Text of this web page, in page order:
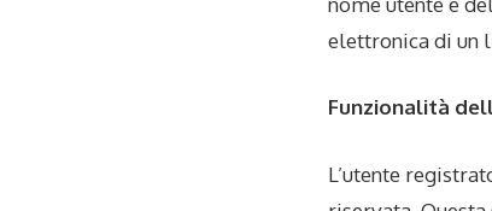
elettronica di un
Funzionalità
L’utente